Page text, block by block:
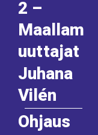
2 –
Maallam
uuttajat
Juhana
Vilén
Ohjaus